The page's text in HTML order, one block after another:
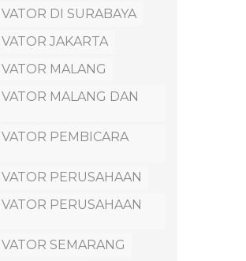
DI SURABAYA
JAKARTA
MALANG
MALANG DAN
PEMBICARA
PERUSAHAAN
PERUSAHAAN
SEMARANG